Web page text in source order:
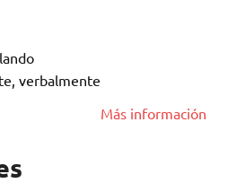
verbalmente
Más información